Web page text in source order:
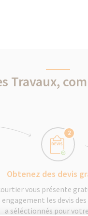
Travaux,
2
Obtenez des devis
vous présente
engagement les devis
a séléctionnés pour